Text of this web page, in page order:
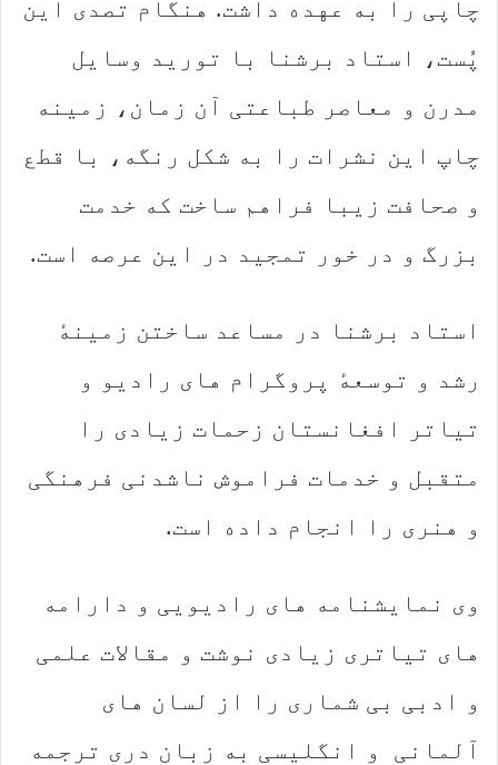
چاپی را به عهده داشت. هنگام تصدی این
پُست، استاد برشنا با تورید وسایل
مدرن و معاصر طباعتی آن زمان، زمینه
چاپ این نشرات را به شکل رنگه، با قطع
و صحافت زیبا فراهم ساخت که خدمت
بزرگ و در خور تمجید در این عرصه است.
استاد برشنا در مساعد ساختن زمینهٔ
رشد و توسعهٔ‌ پروگرام های رادیو و
تیاتر افغانستان زحمات زیادی را
متقبل و خدمات فراموش ناشدنی فرهنگی
و هنری را انجام داده است.
وی نمایشنامه های رادیویی و دارامه
های تیاتری زیادی نوشت و مقالات علمی
و ادبی بی شماری را از لسان های
آلمانی و انگلیسی به زبان دری ترجمه